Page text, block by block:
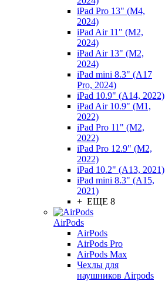
iPad Pro 13" (M4,
2024)
iPad Air 11" (M2,
2024)
iPad Air 13" (M2,
2024)
iPad mini 8.3" (A17
Pro, 2024)
iPad 10.9" (A14, 2022)
iPad Air 10.9" (M1,
2022)
iPad Pro 11" (M2,
2022)
iPad Pro 12.9" (M2,
2022)
iPad 10.2" (A13, 2021)
iPad mini 8.3" (A15,
2021)
+ ЕЩЕ 8
AirPods
AirPods
AirPods Pro
AirPods Max
Чехлы для
наушников Airpods